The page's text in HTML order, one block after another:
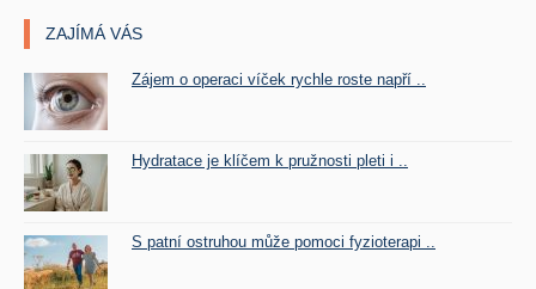
ZAJÍMÁ VÁS
Zájem o operaci víček rychle roste napří ..
Hydratace je klíčem k pružnosti pleti i ..
S patní ostruhou může pomoci fyzioterapi ..